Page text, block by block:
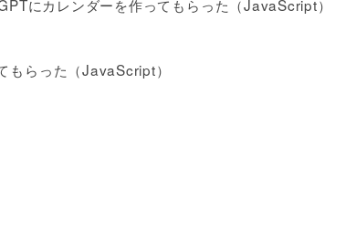
にカレンダーを作ってもらった（JavaScript）